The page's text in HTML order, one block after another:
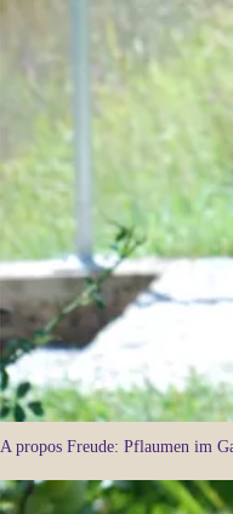
A propos Freude: Pflaumen im